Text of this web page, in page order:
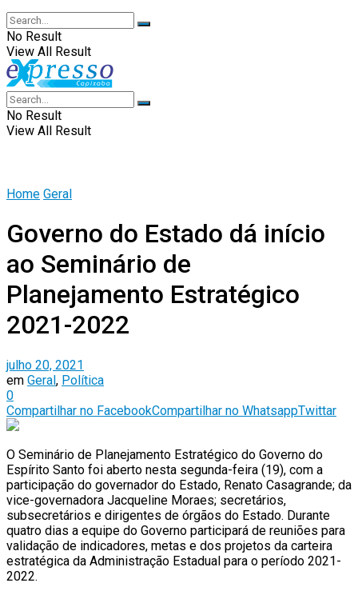
No Result
View All Result
No Result
View All Result
Home Geral
Governo do Estado dá início
ao Seminário de
Planejamento Estratégico
2021-2022
julho 20, 2021
em Geral, Política
0
Compartilhar no FacebookCompartilhar no WhatsappTwittar
O Seminário de Planejamento Estratégico do Governo do
Espírito Santo foi aberto nesta segunda-feira (19), com a
participação do governador do Estado, Renato Casagrande; da
vice-governadora Jacqueline Moraes; secretários,
subsecretários e dirigentes de órgãos do Estado. Durante
quatro dias a equipe do Governo participará de reuniões para
validação de indicadores, metas e dos projetos da carteira
estratégica da Administração Estadual para o período 2021-
2022.